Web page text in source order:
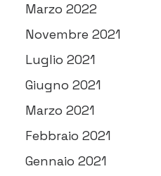
Marzo 2022
Novembre 2021
Luglio 2021
Giugno 2021
Marzo 2021
Febbraio 2021
Gennaio 2021